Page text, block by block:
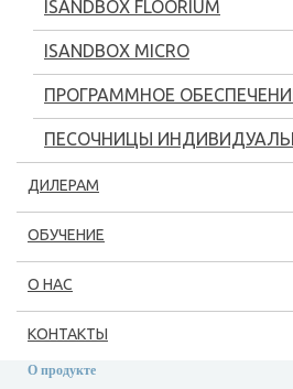
ISANDBOX FLOORIUM
ISANDBOX MICRO
ПРОГРАММНОЕ
ПЕСОЧНИЦЫ
ДИЛЕРАМ
ОБУЧЕНИЕ
О НАС
КОНТАКТЫ
песочницы
20 февраля, 2020
iSandBOX для дошкольного
саду. Полная инструкция по
О продукте